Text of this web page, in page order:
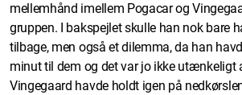
mellemhånd imellem Pogacar og
gruppen. I bakspejlet skulle han nok bare
tilbage, men også et dilemma, da han
minut til dem og det var jo ikke utænkeligt
Vingegaard havde holdt igen på